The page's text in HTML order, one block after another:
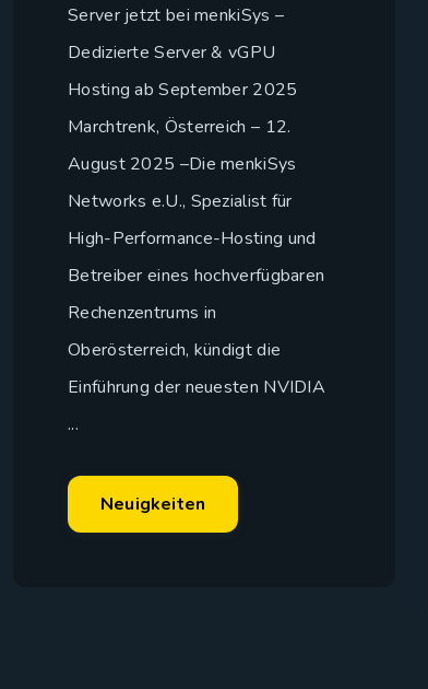
Server jetzt bei menkiSys –
Dedizierte Server & vGPU
Hosting ab September 2025
Marchtrenk, Österreich – 12.
August 2025 –Die menkiSys
Networks e.U., Spezialist für
High-Performance-Hosting und
Betreiber eines hochverfügbaren
Rechenzentrums in
Oberösterreich, kündigt die
Einführung der neuesten NVIDIA
...
Neuigkeiten